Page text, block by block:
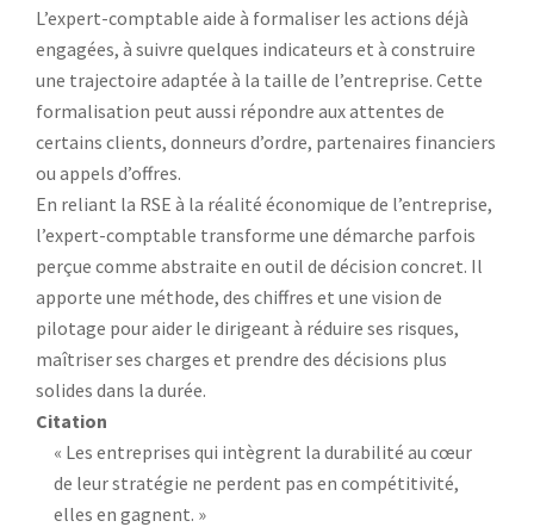
L’expert-comptable aide à formaliser les actions déjà
engagées, à suivre quelques indicateurs et à construire
une trajectoire adaptée à la taille de l’entreprise. Cette
formalisation peut aussi répondre aux attentes de
certains clients, donneurs d’ordre, partenaires financiers
ou appels d’offres.
En reliant la RSE à la réalité économique de l’entreprise,
l’expert-comptable transforme une démarche parfois
perçue comme abstraite en outil de décision concret. Il
apporte une méthode, des chiffres et une vision de
pilotage pour aider le dirigeant à réduire ses risques,
maîtriser ses charges et prendre des décisions plus
solides dans la durée.
Citation
« Les entreprises qui intègrent la durabilité au cœur
de leur stratégie ne perdent pas en compétitivité,
elles en gagnent. »